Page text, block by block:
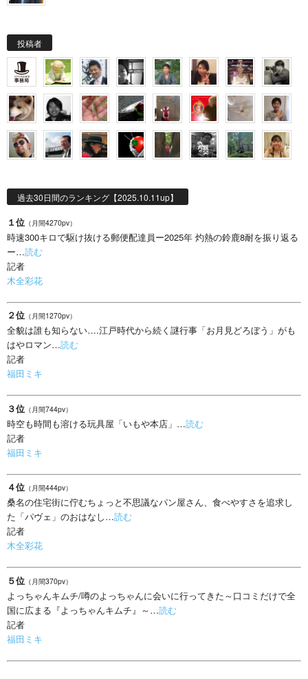
投稿者
過去30日間のランキング【2025.10.11up】
１位 （月間4270pv）
時速300キロで駆け抜ける郵便配達員ー2025年 灼熱の鈴鹿8耐を振り返る
ー…読む
記者
木全彩花
２位 （月間1270pv）
全貌は誰も知らない….江戸時代から続く謎行事「お月見どろぼう」がも
はやロマン…読む
記者
福田ミキ
３位 （月間744pv）
時空も時間も溶ける玩具屋「いもや本店」…読む
記者
福田ミキ
４位 （月間444pv）
桑名の住宅街に佇むちょっと不思議なパン屋さん、食べやすさを追求し
た「パヴェ」のおはなし…読む
記者
木全彩花
５位 （月間370pv）
よっちゃんキムチ/噂のよっちゃんに会いに行ってきた～口コミだけで全
国に広まる『よっちゃんキムチ』～…読む
記者
福田ミキ